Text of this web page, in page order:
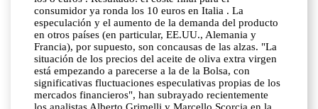
consumidor ya ronda los 10 euros en Italia . La
especulación y el aumento de la demanda del producto
en otros países (en particular, EE.UU., Alemania y
Francia), por supuesto, son concausas de las alzas. "La
situación de los precios del aceite de oliva extra virgen
está empezando a parecerse a la de la Bolsa, con
significativas fluctuaciones especulativas propias de los
mercados financieros", han subrayado recientemente